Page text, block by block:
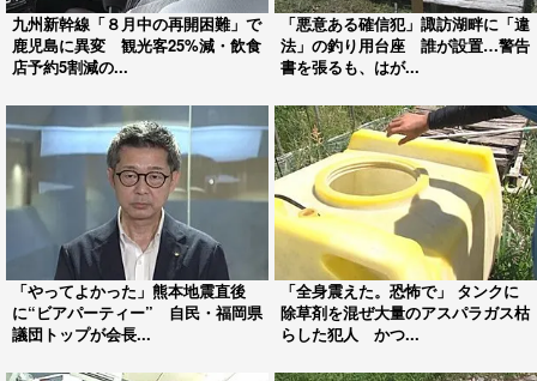
九州新幹線「８月中の再開困難」で
鹿児島に異変 観光客25%減・飲食
店予約5割減の...
「悪意ある確信犯」諏訪湖畔に「違
法」の釣り用台座 誰が設置…警告
書を張るも、はが...
「やってよかった」熊本地震直後
に“ビアパーティー” 自民・福岡県
議団トップが会長...
「全身震えた。恐怖で」 タンクに
除草剤を混ぜ大量のアスパラガス枯
らした犯人 かつ...